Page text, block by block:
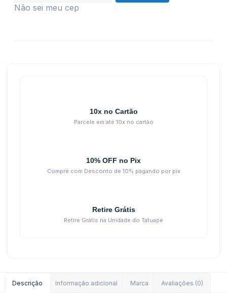
Não sei meu cep
10x no Cartão
Parcele em até 10x no cartão
10% OFF no Pix
Compre com Desconto de 10% pagando por pix
Retire Grátis
Retire Grátis na Unidade do Tatuapé
Descrição Informação adicional Marca Avaliações (0)